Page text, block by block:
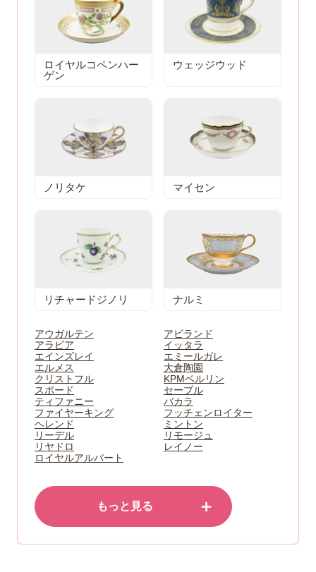
ロイヤルコペンハー
ゲン
ウェッジウッド
ノリタケ マイセン
リチャードジノリ ナルミ
アウガルテン
アビランド
アラビア
イッタラ
エインズレイ
エミールガレ
エルメス
大倉陶園
クリストフル
KPMベルリン
スポード
セーブル
ティファニー
バカラ
ファイヤーキング
フッチェンロイター
ヘレンド
ミントン
リーデル
リモージュ
リヤドロ
レイノー
ロイヤルアルバート
もっと見る ＋